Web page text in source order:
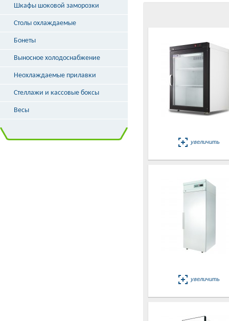
увеличить
увеличить
Шкафы шоковой заморозки
Столы охлаждаемые
Бонеты
Выносное холодоснабжение
Неохлаждаемые прилавки
Стеллажи и кассовые боксы
Весы